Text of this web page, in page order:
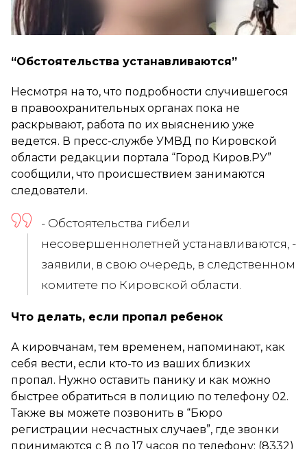
“Обстоятельства устанавливаются”
Несмотря на то, что подробности случившегося
в правоохранительных органах пока не
раскрывают, работа по их выяснению уже
ведется. В пресс-службе УМВД по Кировской
области редакции портала “Город Киров.РУ”
сообщили, что происшествием занимаются
следователи.
- Обстоятельства гибели
несовершеннолетней устанавливаются, -
заявили, в свою очередь, в следственном
комитете по Кировской области.
Что делать, если пропал ребенок
А кировчанам, тем временем, напоминают, как
себя вести, если кто-то из ваших близких
пропал. Нужно оставить панику и как можно
быстрее обратиться в полицию по телефону 02.
Также вы можете позвонить в “Бюро
регистрации несчастных случаев”, где звонки
принимаются с 8 до 17 часов по телефону: (8332)